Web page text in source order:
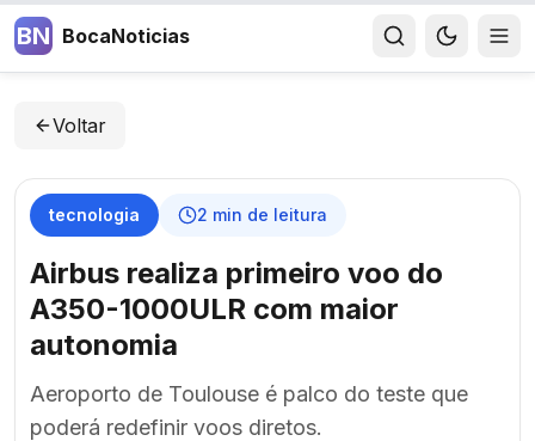
BN BocaNoticias
Voltar
tecnologia 2 min de leitura
Airbus realiza primeiro voo do
A350-1000ULR com maior
autonomia
Aeroporto de Toulouse é palco do teste que
poderá redefinir voos diretos.